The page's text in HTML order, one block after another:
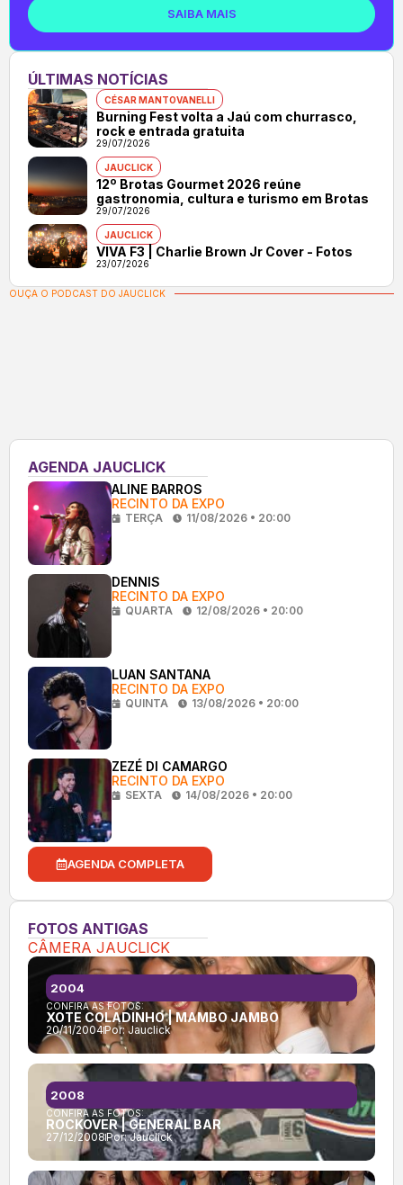
SAIBA MAIS
ÚLTIMAS NOTÍCIAS
CÉSAR MANTOVANELLI
Burning Fest volta a Jaú com churrasco,
rock e entrada gratuita
29/07/2026
JAUCLICK
12º Brotas Gourmet 2026 reúne
gastronomia, cultura e turismo em Brotas
29/07/2026
JAUCLICK
VIVA F3 | Charlie Brown Jr Cover - Fotos
23/07/2026
OUÇA O PODCAST DO JAUCLICK
AGENDA JAUCLICK
ALINE BARROS
RECINTO DA EXPO
TERÇA 11/08/2026 • 20:00
DENNIS
RECINTO DA EXPO
QUARTA 12/08/2026 • 20:00
LUAN SANTANA
RECINTO DA EXPO
QUINTA 13/08/2026 • 20:00
ZEZÉ DI CAMARGO
RECINTO DA EXPO
SEXTA 14/08/2026 • 20:00
AGENDA COMPLETA
FOTOS ANTIGAS
CÂMERA JAUCLICK
CONFIRA AS FOTOS:
XOTE COLADINHO | MAMBO JAMBO
20/11/2004Por: Jauclick
2004
CONFIRA AS FOTOS:
ROCKOVER | GENERAL BAR
27/12/2008Por:Jauclick
2008